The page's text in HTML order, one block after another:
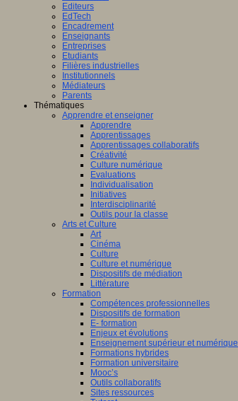
Editeurs
EdTech
Encadrement
Enseignants
Entreprises
Etudiants
Filières industrielles
Institutionnels
Médiateurs
Parents
Thématiques
Apprendre et enseigner
Apprendre
Apprentissages
Apprentissages collaboratifs
Créativité
Culture numérique
Evaluations
Individualisation
Initiatives
Interdisciplinarité
Outils pour la classe
Arts et Culture
Art
Cinéma
Culture
Culture et numérique
Dispositifs de médiation
Littérature
Formation
Compétences professionnelles
Dispositifs de formation
E- formation
Enjeux et évolutions
Enseignement supérieur et numérique
Formations hybrides
Formation universitaire
Mooc’s
Outils collaboratifs
Sites ressources